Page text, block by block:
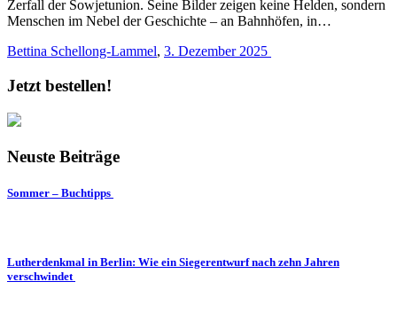
Zerfall der Sowjetunion. Seine Bilder zeigen keine Helden, sondern
Menschen im Nebel der Geschichte – an Bahnhöfen, in…
Bettina Schellong-Lammel, 3. Dezember 2025
Jetzt bestellen!
Neuste Beiträge
Sommer – Buchtipps
Lutherdenkmal in Berlin: Wie ein Siegerentwurf nach zehn Jahren
verschwindet